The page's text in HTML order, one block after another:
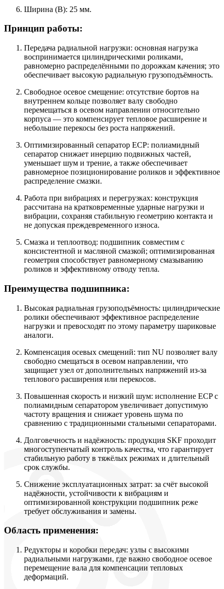
Ширина (B): 25 мм.
Принцип работы:
Передача радиальной нагрузки: основная нагрузка
воспринимается цилиндрическими роликами,
равномерно распределёнными по дорожкам качения; это
обеспечивает высокую радиальную грузоподъёмность.
Свободное осевое смещение: отсутствие бортов на
внутреннем кольце позволяет валу свободно
перемещаться в осевом направлении относительно
корпуса — это компенсирует тепловое расширение и
небольшие перекосы без роста напряжений.
Оптимизированный сепаратор ECP: полиамидный
сепаратор снижает инерцию подвижных частей,
уменьшает шум и трение, а также обеспечивает
равномерное позиционирование роликов и эффективное
распределение смазки.
Работа при вибрациях и перегрузках: конструкция
рассчитана на кратковременные ударные нагрузки и
вибрации, сохраняя стабильную геометрию контакта и
не допуская преждевременного износа.
Смазка и теплоотвод: подшипник совместим с
консистентной и масляной смазкой; оптимизированная
геометрия способствует равномерному смазыванию
роликов и эффективному отводу тепла.
Преимущества подшипника:
Высокая радиальная грузоподъёмность: цилиндрические
ролики обеспечивают эффективное распределение
нагрузки и превосходят по этому параметру шариковые
аналоги.
Компенсация осевых смещений: тип NU позволяет валу
свободно смещаться в осевом направлении, что
защищает узел от дополнительных напряжений из‑за
теплового расширения или перекосов.
Повышенная скорость и низкий шум: исполнение ECP с
полиамидным сепаратором увеличивает допустимую
частоту вращения и снижает уровень шума по
сравнению с традиционными стальными сепараторами.
Долговечность и надёжность: продукция SKF проходит
многоступенчатый контроль качества, что гарантирует
стабильную работу в тяжёлых режимах и длительный
срок службы.
Снижение эксплуатационных затрат: за счёт высокой
надёжности, устойчивости к вибрациям и
оптимизированной конструкции подшипник реже
требует обслуживания и замены.
Область применения:
Редукторы и коробки передач: узлы с высокими
радиальными нагрузками, где важно свободное осевое
перемещение вала для компенсации тепловых
деформаций.